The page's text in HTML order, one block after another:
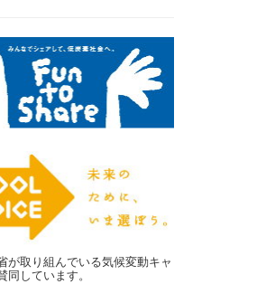
が取り組んでいる気候変動キャ
同しています。